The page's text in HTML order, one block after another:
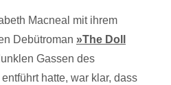
Macneal mit ihrem
Debütroman »The Doll
Gassen des
hatte, war klar, dass